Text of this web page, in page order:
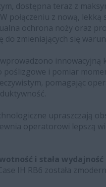
dostępna teraz z
połączeniu z nową,
ochrona noży oraz
do zmieniających się
innowacyjną
poślizgowe i pomiar
pomagając
upraszczają
operatorowi lepszą
i stała
IH RB6 została